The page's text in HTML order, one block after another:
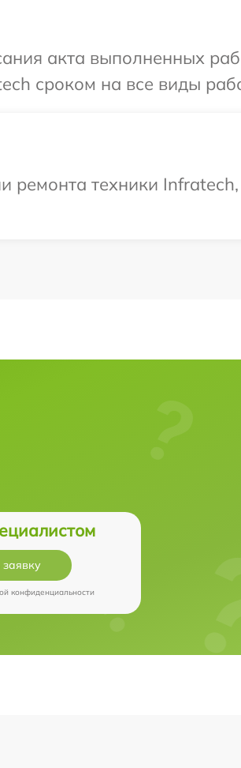
акта выполненных
сроком на все виды
техники
заявку
конфиденциальности